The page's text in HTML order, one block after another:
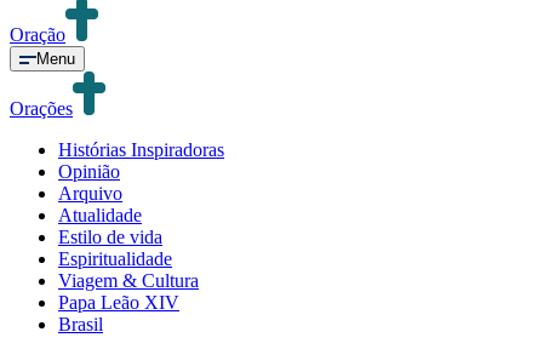
Oração
Menu
Orações
Histórias Inspiradoras
Opinião
Arquivo
Atualidade
Estilo de vida
Espiritualidade
Viagem & Cultura
Papa Leão XIV
Brasil